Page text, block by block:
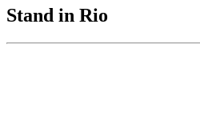
Stand in Rio